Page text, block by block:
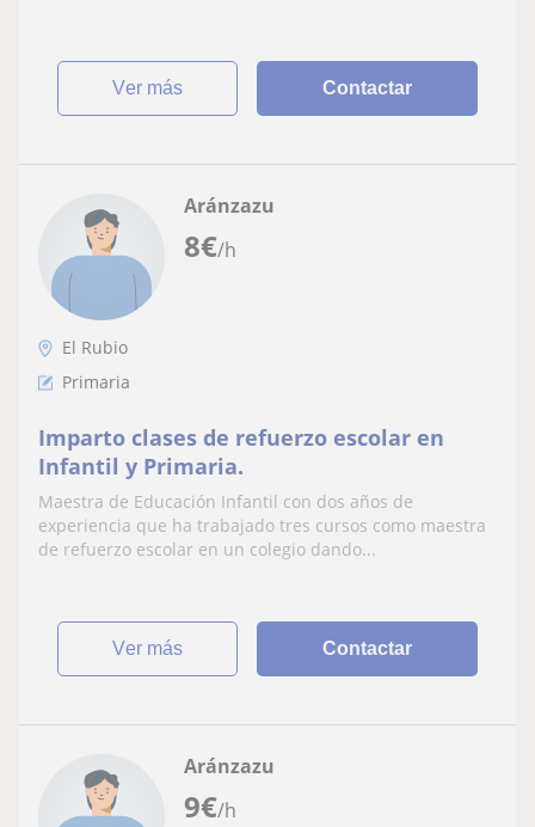
ver más Contactar
8€/h
Aránzazu
El Rubio
Primaria
Imparto clases de refuerzo escolar en
Infantil y Primaria.
Maestra de Educación Infantil con dos años de
experiencia que ha trabajado tres cursos como maestra
de refuerzo escolar en un colegio dando...
ver más Contactar
9€/h
Aránzazu